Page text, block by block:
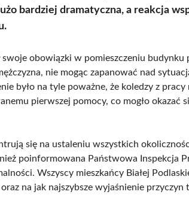
bardziej dramatyczna, a reakcja
obowiązki w pomieszczeniu budynku
nie mogąc zapanować nad
było na tyle poważne, że koledzy z
pierwszej pomocy, co mogło okazać
się na ustaleniu wszystkich
poinformowana Państwowa Inspekcja
Wszyscy mieszkańcy Białej
na jak najszybsze wyjaśnienie przyczyn